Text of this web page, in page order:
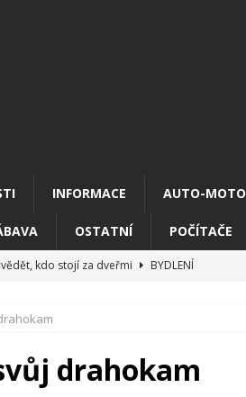
INFORMACE AUTO-MOTO
OSTATNÍ POČÍTAČE
kdo stojí za dveřmi
BYDLENÍ
bavit minimálně 200 hodin
jen detail
RADY NÁVODY
Co s tím
drahokam